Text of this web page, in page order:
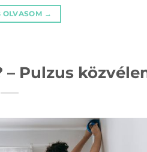
OLVASOM →
Pulzus